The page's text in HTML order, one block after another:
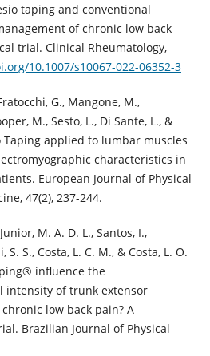
taping and conventional
of chronic low back
trial. Clinical Rheumatology,
10.1007/s10067-022-06352-3
G., Mangone, M.,
M., Sesto, L., Di Sante, L., &
Taping applied to lumbar muscles
characteristics in
European Journal of Physical
47(2), 237-244.
M. A. D. L., Santos, I.,
S., Costa, L. C. M., & Costa, L. O.
influence the
intensity of trunk extensor
low back pain? A
Brazilian Journal of Physical